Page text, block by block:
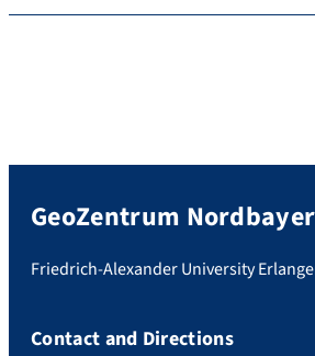
GeoZentrum
Friedrich-Alexander University
Contact and Directions